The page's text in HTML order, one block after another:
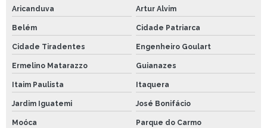
Aricanduva Artur Alvim
Belém Cidade Patriarca
Cidade Tiradentes Engenheiro Goulart
Ermelino Matarazzo Guianazes
Itaim Paulista Itaquera
Jardim Iguatemi José Bonifácio
Moóca Parque do Carmo